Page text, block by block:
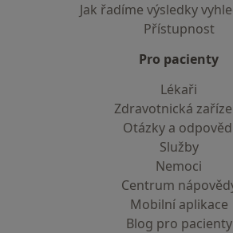
Jak řadíme výsledky
Přístupnost
Pro pacienty
Lékaři
Zdravotnická
Otázky a
Služby
Nemoci
Centrum
Mobilní aplikace
Blog pro pacienty